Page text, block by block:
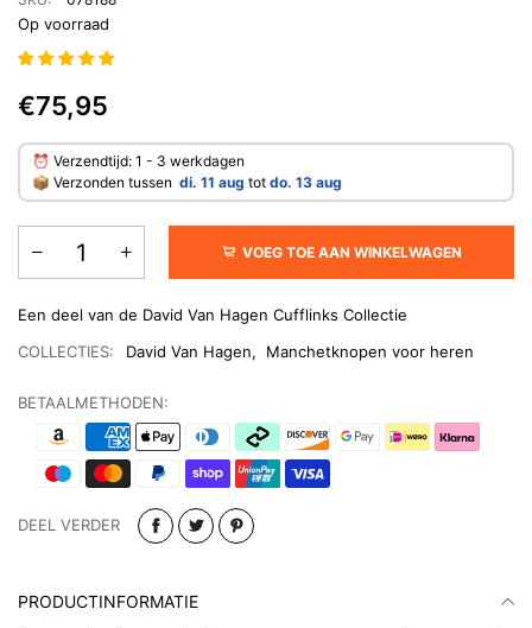
Op voorraad
€75,95
⏰ Verzendtijd: 1 - 3 werkdagen
​📦 Verzonden tussen di. 11 aug tot do. 13 aug
VOEG TOE AAN WINKELWAGEN
Een deel van de David Van Hagen Cufflinks Collectie
COLLECTIES:
David Van Hagen, Manchetknopen voor heren
BETAALMETHODEN:
DEEL VERDER
PRODUCTINFORMATIE